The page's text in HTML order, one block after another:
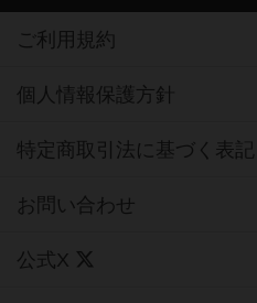
ご利用規約
個人情報保護方針
特定商取引法に基づく表記
お問い合わせ
公式X